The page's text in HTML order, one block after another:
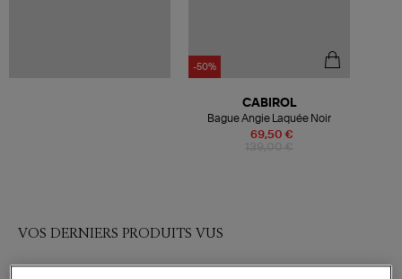
-50%
69,50 €
CABIROL
Bague Angie Laquée Noir
VOS DERNIERS PRODUITS VUS